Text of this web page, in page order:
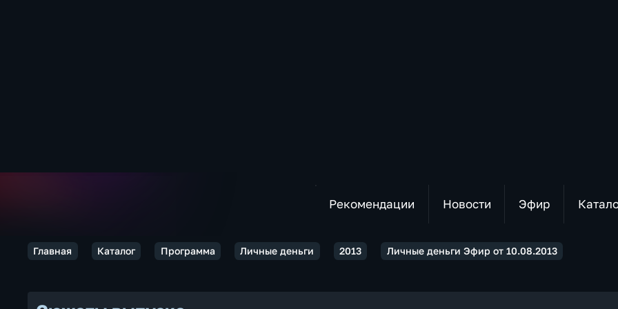
Рекомендации Новости Эфир
Главная Каталог Программа Личные деньги 2013 Личные деньги Эфир от 10.08.2013